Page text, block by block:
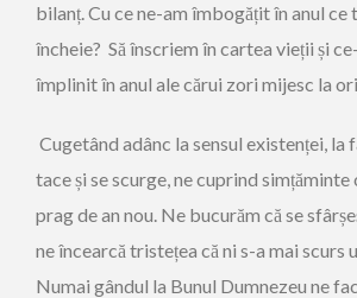
bilanț. Cu ce ne-am îmbogățit în anul ce
încheie? Să înscriem în cartea vieții și
împlinit în anul ale cărui zori mijesc la
Cugetând adânc la sensul existenței, la
tace și se scurge, ne cuprind
prag de an nou. Ne bucurăm că se
ne încearcă tristețea că ni s-a mai scurs
Numai gândul la Bunul Dumnezeu ne